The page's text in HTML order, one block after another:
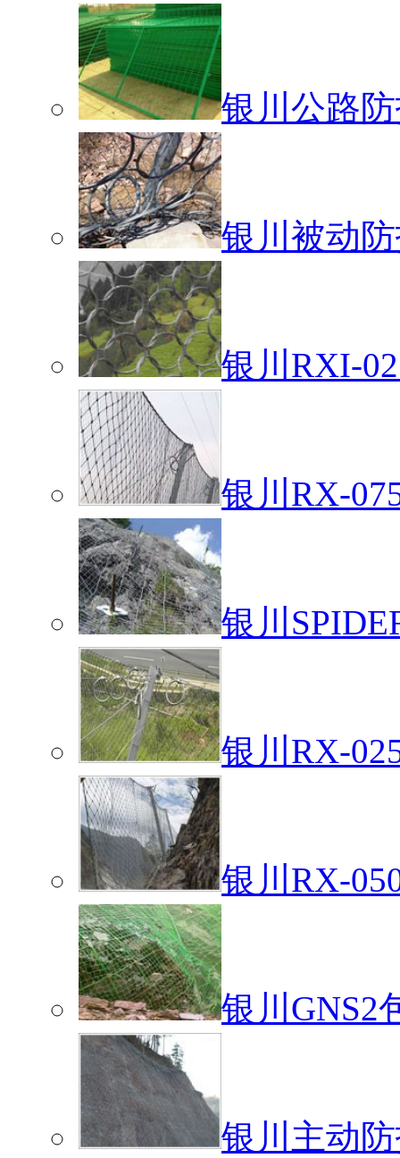
银川公路
银川被动
银川RXI-
银川RX-
银川
银川RX-
银川RX-
银川GNS2
银川主动